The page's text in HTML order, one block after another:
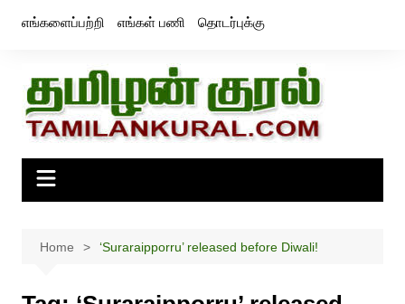
எங்களைப்பற்றி எங்கள் பணி தொடர்புக்கு
Home ‘Suraraipporru’ released before Diwali!